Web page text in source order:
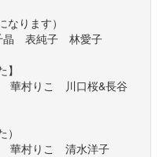
ります）
晶 表純子 林愛子
華村りこ 川口桜&長谷
華村りこ 清水洋子